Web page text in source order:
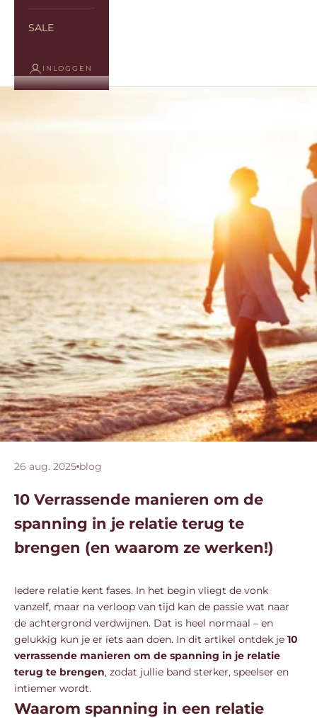
SALE
INLOGGEN
26 aug. 2025 blog
10 Verrassende manieren om de
spanning in je relatie terug te
brengen (en waarom ze werken!)
Iedere relatie kent fases. In het begin vliegt de vonk
vanzelf, maar na verloop van tijd kan de passie wat naar
de achtergrond verdwijnen. Dat is heel normaal – en
gelukkig kun je er iets aan doen. In dit artikel ontdek je 10
verrassende manieren om de spanning in je relatie
terug te brengen, zodat jullie band sterker, speelser en
intiemer wordt.
Waarom spanning in een relatie